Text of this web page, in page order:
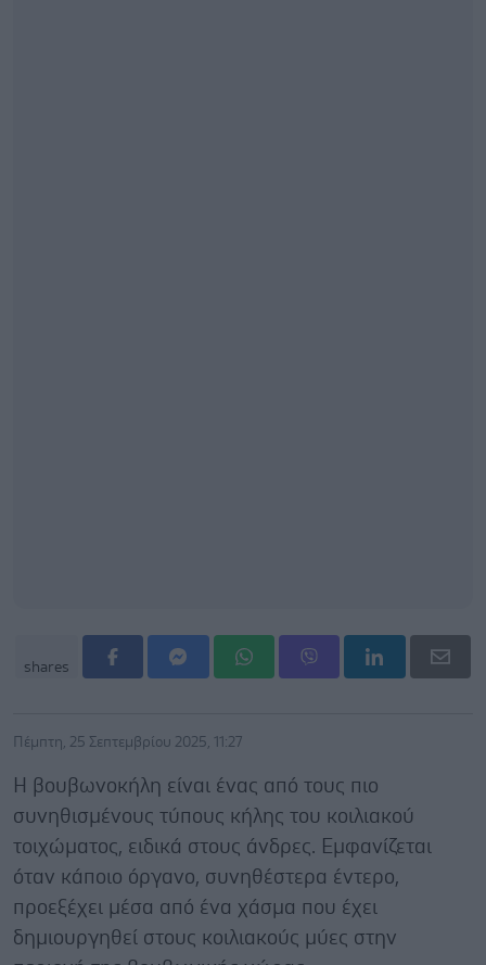
shares
Πέμπτη, 25 Σεπτεμβρίου 2025, 11:27
Η βουβωνοκήλη είναι ένας από τους πιο
συνηθισμένους τύπους κήλης του κοιλιακού
τοιχώματος, ειδικά στους άνδρες. Εμφανίζεται
όταν κάποιο όργανο, συνηθέστερα έντερο,
προεξέχει μέσα από ένα χάσμα που έχει
δημιουργηθεί στους κοιλιακούς μύες στην